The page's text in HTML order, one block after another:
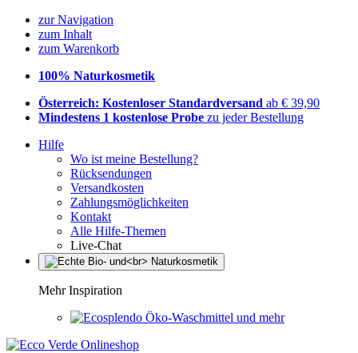
zur Navigation
zum Inhalt
zum Warenkorb
100% Naturkosmetik
Österreich: Kostenloser Standardversand ab € 39,90
Mindestens 1 kostenlose Probe zu jeder Bestellung
Hilfe
Wo ist meine Bestellung?
Rücksendungen
Versandkosten
Zahlungsmöglichkeiten
Kontakt
Alle Hilfe-Themen
Live-Chat
Mehr Inspiration
Öko-Waschmittel und mehr